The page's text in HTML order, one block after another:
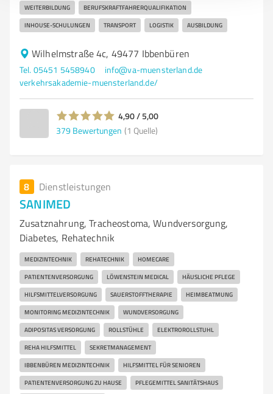
WEITERBILDUNG BERUFSKRAFTFAHRERQUALIFIKATION
INHOUSE-SCHULUNGEN TRANSPORT LOGISTIK AUSBILDUNG
Wilhelmstraße 4c, 49477 Ibbenbüren
Tel. 05451 5458940
info@va-muensterland.de
verkehrsakademie-muensterland.de/
4,90 / 5,00
379 Bewertungen (1 Quelle)
8 Dienstleistungen
SANIMED
Zusatznahrung, Tracheostoma, Wundversorgung,
Diabetes, Rehatechnik
MEDIZINTECHNIK REHATECHNIK HOMECARE
PATIENTENVERSORGUNG LÖWENSTEIN MEDICAL HÄUSLICHE PFLEGE
HILFSMITTELVERSORGUNG SAUERSTOFFTHERAPIE HEIMBEATMUNG
MONITORING MEDIZINTECHNIK WUNDVERSORGUNG
ADIPOSITAS VERSORGUNG ROLLSTÜHLE ELEKTROROLLSTUHL
REHA HILFSMITTEL SEKRETMANAGEMENT
IBBENBÜREN MEDIZINTECHNIK HILFSMITTEL FÜR SENIOREN
PATIENTENVERSORGUNG ZU HAUSE PFLEGEMITTEL SANITÄTSHAUS